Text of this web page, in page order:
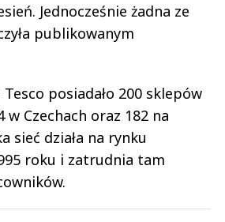
Jednocześnie żadna ze
publikowanym
posiadało 200 sklepów
w Czechach oraz 182 na
sieć działa na rynku
roku i zatrudnia tam